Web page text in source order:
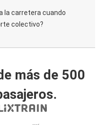
la carretera cuando
colectivo?
más de 500